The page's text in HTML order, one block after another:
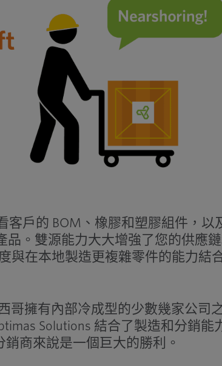
客戶的 BOM、橡膠和塑膠組件，以
品。雙源能力大大增強了您的供應
與在本地製造更複雜零件的能力結
哥擁有內部冷成型的少數幾家公司
Solutions 結合了製造和分銷能
商來說是一個巨大的勝利。